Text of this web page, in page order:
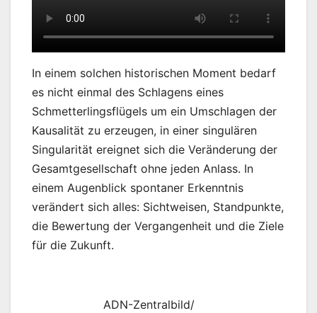
In einem solchen historischen Moment bedarf
es nicht einmal des Schlagens eines
Schmetterlingsflügels um ein Umschlagen der
Kausalität zu erzeugen, in einer singulären
Singularität ereignet sich die Veränderung der
Gesamtgesellschaft ohne jeden Anlass. In
einem Augenblick spontaner Erkenntnis
verändert sich alles: Sichtweisen, Standpunkte,
die Bewertung der Vergangenheit und die Ziele
für die Zukunft.
ADN-Zentralbild/